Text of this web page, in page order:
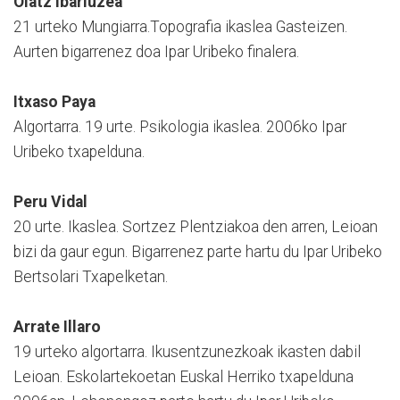
21 urteko Mungiarra.Topografia ikaslea Gasteizen.
Aurten bigarrenez doa Ipar Uribeko finalera.
Itxaso Paya
Algortarra. 19 urte. Psikologia ikaslea. 2006ko Ipar
Uribeko txapelduna.
Peru Vidal
20 urte. Ikaslea. Sortzez Plentziakoa den arren, Leioan
bizi da gaur egun. Bigarrenez parte hartu du Ipar Uribeko
Bertsolari Txapelketan.
Arrate Illaro
19 urteko algortarra. Ikusentzunezkoak ikasten dabil
Leioan. Eskolartekoetan Euskal Herriko txapelduna